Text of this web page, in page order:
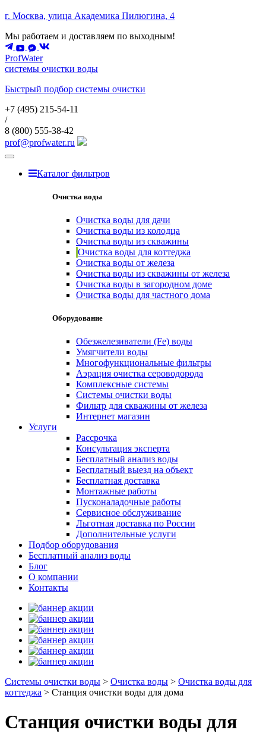
г. Москва, улица Академика Пилюгина, 4
Мы работаем и доставляем по выходным!
ProfWater
системы очистки воды
Быстрый подбор системы очистки
+7 (495) 215-54-11
/
8 (800) 555-38-42
prof@profwater.ru
Меню
Каталог фильтров
Очистка воды
Очистка воды для дачи
Очистка воды из колодца
Очистка воды из скважины
Очистка воды для коттеджа
Очистка воды от железа
Очистка воды из скважины от железа
Очистка воды в загородном доме
Очистка воды для частного дома
Оборудование
Обезжелезиватели (Fe) воды
Умягчители воды
Многофункциональные фильтры
Аэрация очистка сероводорода
Комплексные системы
Системы очистки воды
Фильтр для скважины от железа
Интернет магазин
Услуги
Рассрочка
Консультация эксперта
Бесплатный анализ воды
Бесплатный выезд на объект
Бесплатная доставка
Монтажные работы
Пусконаладочные работы
Сервисное обслуживание
Льготная доставка по России
Дополнительные услуги
Подбор оборудования
Бесплатный анализ воды
Блог
О компании
Контакты
Системы очистки воды > Очистка воды > Очистка воды для
коттеджа > Станция очистки воды для дома
Станция очистки воды для